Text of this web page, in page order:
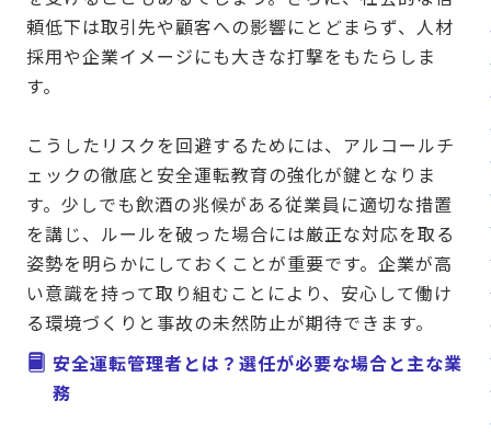
頼低下は取引先や顧客への影響にとどまらず、人材
採用や企業イメージにも大きな打撃をもたらしま
す。
こうしたリスクを回避するためには、アルコールチ
ェックの徹底と安全運転教育の強化が鍵となりま
す。少しでも飲酒の兆候がある従業員に適切な措置
を講じ、ルールを破った場合には厳正な対応を取る
姿勢を明らかにしておくことが重要です。企業が高
い意識を持って取り組むことにより、安心して働け
る環境づくりと事故の未然防止が期待できます。
安全運転管理者とは？選任が必要な場合と主な業
務